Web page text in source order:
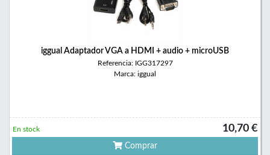
iggual Adaptador VGA a HDMI + audio + microUSB
Referencia: IGG317297
Marca: iggual
10,70 €
En stock
Comprar